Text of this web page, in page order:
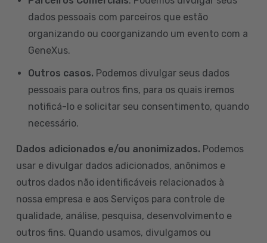
dados pessoais com parceiros que estão
organizando ou coorganizando um evento com a
GeneXus.
Outros casos. Podemos divulgar seus dados
pessoais para outros fins, para os quais iremos
notificá-lo e solicitar seu consentimento, quando
necessário.
Dados adicionados e/ou anonimizados. Podemos
usar e divulgar dados adicionados, anônimos e
outros dados não identificáveis relacionados à
nossa empresa e aos Serviços para controle de
qualidade, análise, pesquisa, desenvolvimento e
outros fins. Quando usamos, divulgamos ou